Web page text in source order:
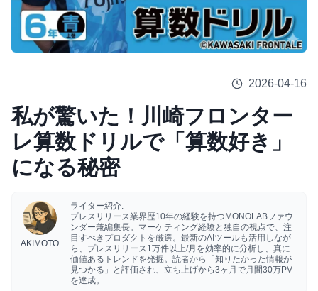
2026-04-16
私が驚いた！川崎フロンター
レ算数ドリルで「算数好き」
になる秘密
AKIMOTO
ライター紹介:
プレスリリース業界歴10年の経験を持つMONOLABファウ
ンダー兼編集長。マーケティング経験と独自の視点で、注
目すべきプロダクトを厳選。最新のAIツールも活用しなが
ら、プレスリリース1万件以上/月を効率的に分析し、真に
価値あるトレンドを発掘。読者から「知りたかった情報が
見つかる」と評価され、立ち上げから3ヶ月で月間30万PV
を達成。